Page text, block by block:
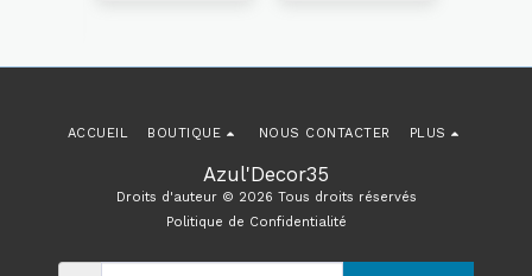
Azul'Decor35
Droits d'auteur © 2026 Tous droits réservés
Politique de Confidentialité
ACCUEIL BOUTIQUE NOUS CONTACTER PLUS